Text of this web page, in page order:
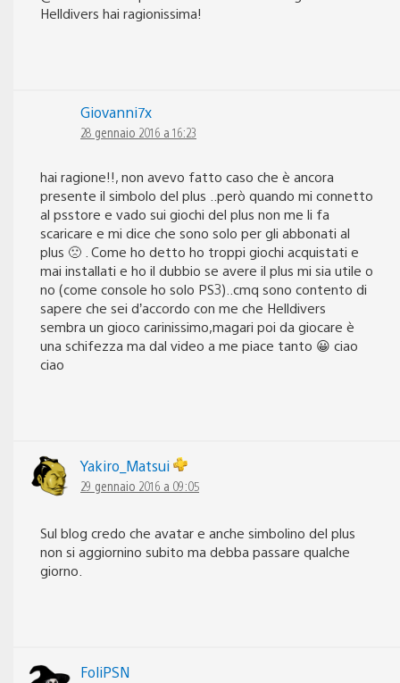
Helldivers hai ragionissima!
Giovanni7x
28 gennaio 2016 a 16:23
hai ragione!!, non avevo fatto caso che è ancora
presente il simbolo del plus ..però quando mi connetto
al psstore e vado sui giochi del plus non me li fa
scaricare e mi dice che sono solo per gli abbonati al
plus 🙁 . Come ho detto ho troppi giochi acquistati e
mai installati e ho il dubbio se avere il plus mi sia utile o
no (come console ho solo PS3)..cmq sono contento di
sapere che sei d’accordo con me che Helldivers
sembra un gioco carinissimo,magari poi da giocare è
una schifezza ma dal video a me piace tanto 😀 ciao
ciao
Yakiro_Matsui
29 gennaio 2016 a 09:05
Sul blog credo che avatar e anche simbolino del plus
non si aggiornino subito ma debba passare qualche
giorno.
FoliPSN